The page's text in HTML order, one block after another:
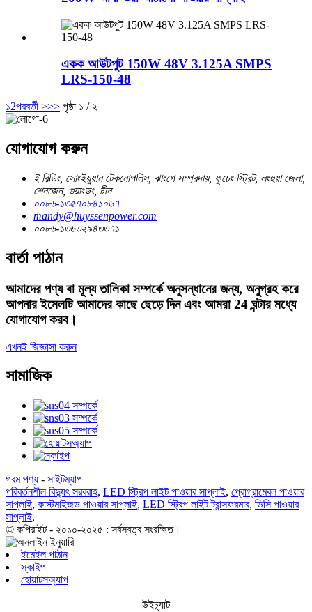
একক আউটপুট 150W 48V 3.125A SMPS
LRS-150-48
১2পরবর্তী >>> পৃষ্ঠা ১ / ২
যোগাযোগ করুন
ই বিল্ডিং, সোংইয়ুয়ান টেকনোপলিস, ঝাংগে সম্প্রদায়, ফুচেং স্ট্রিট, লংহুয়া জেলা,
শেনজেন, গুয়াংডং, চীন
০০৮৬-১৩৫৭০৮৪১০৬৭
mandy@huyssenpower.com
০০৮৬-১৩৬৩২৯৪৩৩৭১
বার্তা পাঠান
আমাদের পণ্য বা মূল্য তালিকা সম্পর্কে অনুসন্ধানের জন্য, অনুগ্রহ করে
আপনার ইমেলটি আমাদের কাছে ছেড়ে দিন এবং আমরা 24 ঘন্টার মধ্যে
যোগাযোগ করব।
এখনই জিজ্ঞাসা করুন
সামাজিক
গরম পণ্য - সাইটম্যাপ
পরিবর্তনশীল বিদ্যুৎ সরবরাহ, LED স্ট্রিপ লাইট পাওয়ার সাপ্লাই, প্রোগ্রামেবল পাওয়ার
সাপ্লাই, কাস্টমাইজড পাওয়ার সাপ্লাই, LED স্ট্রিপ লাইট ট্রান্সফরমার, ডিসি পাওয়ার
সাপ্লাই,
© কপিরাইট - ২০১০-২০২৫ : সর্বস্বত্ব সংরক্ষিত।
ইমেইল পাঠান
স্কাইপ
হোয়াটসঅ্যাপ
উইচ্যাট